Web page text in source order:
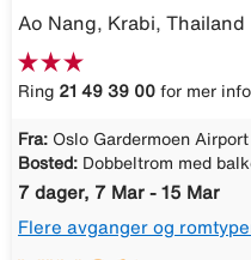
Ao Nang, Krabi, Thailand
Ring 21 49 39 00 for mer
Fra: Oslo Gardermoen Airport
Bosted: Dobbeltrom med
7 dager, 7 Mar - 15 Mar
Flere avganger og